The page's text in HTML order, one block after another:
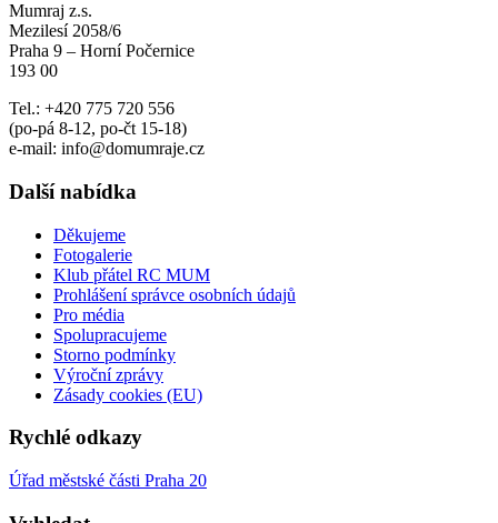
Mumraj z.s.
Mezilesí 2058/6
Praha 9 – Horní Počernice
193 00
Tel.: +420 775 720 556
(po-pá 8-12, po-čt 15-18)
e-mail: info@domumraje.cz
Další nabídka
Děkujeme
Fotogalerie
Klub přátel RC MUM
Prohlášení správce osobních údajů
Pro média
Spolupracujeme
Storno podmínky
Výroční zprávy
Zásady cookies (EU)
Rychlé odkazy
Úřad městské části Praha 20